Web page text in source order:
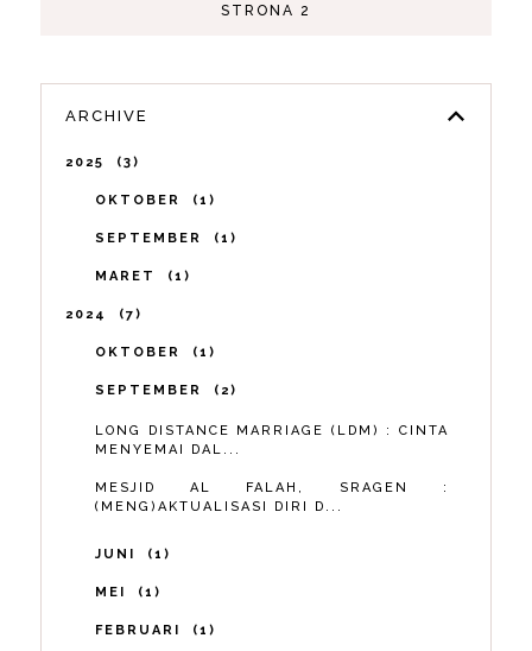
STRONA 2
ARCHIVE
2025 3
OKTOBER 1
SEPTEMBER 1
MARET 1
2024 7
OKTOBER 1
SEPTEMBER 2
LONG DISTANCE MARRIAGE (LDM) : CINTA
MENYEMAI DAL...
MESJID AL FALAH, SRAGEN :
(MENG)AKTUALISASI DIRI D...
JUNI 1
MEI 1
FEBRUARI 1